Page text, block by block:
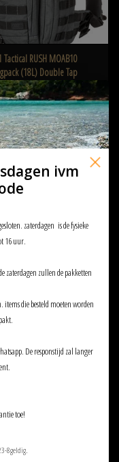
Tactical RUSH MOAB10
(18L) Double Tap
Tactical RUSH24 Rugzak (37L)
Airsoft Gear Flat Kangaroo
ivm
zaterdagen is de fysieke
16 uur.
zaterdagen zullen de pakketten
die besteld moeten worden
De responstijd zal langer
toe!
8geldig.